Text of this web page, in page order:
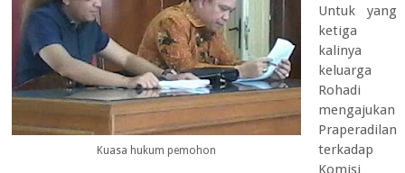
Kuasa hukum pemohon
Untuk yang
ketiga
kalinya
keluarga
Rohadi
mengajukan
Praperadilan
terkadap
Komisi